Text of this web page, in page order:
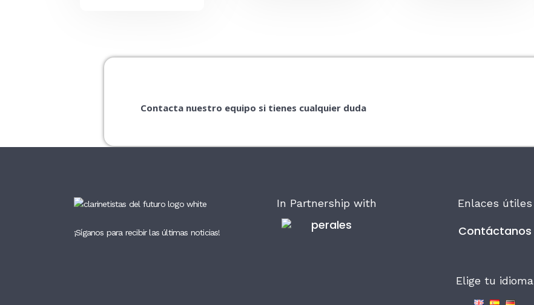
Contacta nuestro equipo si tienes cualquier duda
¡Síganos para recibir las últimas noticias!
In Partnership with Enlaces útiles
Contáctanos
Elige tu idioma